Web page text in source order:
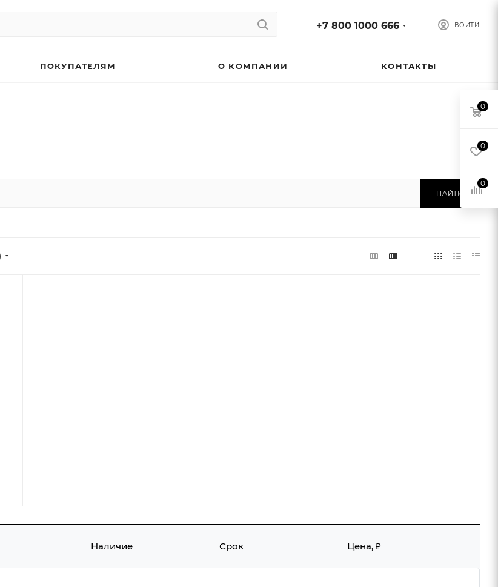
ВОЙТИ
+7 800 1000 666
ПОКУПАТЕЛЯМ О КОМПАНИИ КОНТАКТЫ
НАЙТИ
Наличие Срок Цена, ₽
0
0
0